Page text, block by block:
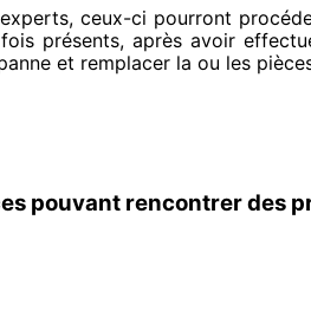
, ceux-ci pourront
présents, après avoir
et remplacer la ou les
pouvant rencontrer des